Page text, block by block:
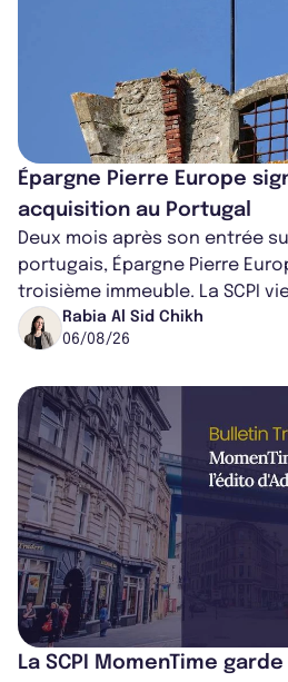
Épargne Pierre Europe
acquisition au Portugal
Deux mois après son entrée
portugais, Épargne Pierre
troisième immeuble. La SCPI
dans le centre du pays, un
Rabia Al Sid Chikh
06/08/26
La SCPI MomenTime